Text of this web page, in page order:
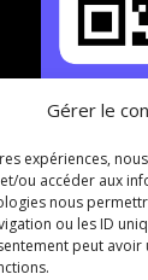
Gérer le
expériences,
ou accéder aux
nous
ou les ID
peut avoir